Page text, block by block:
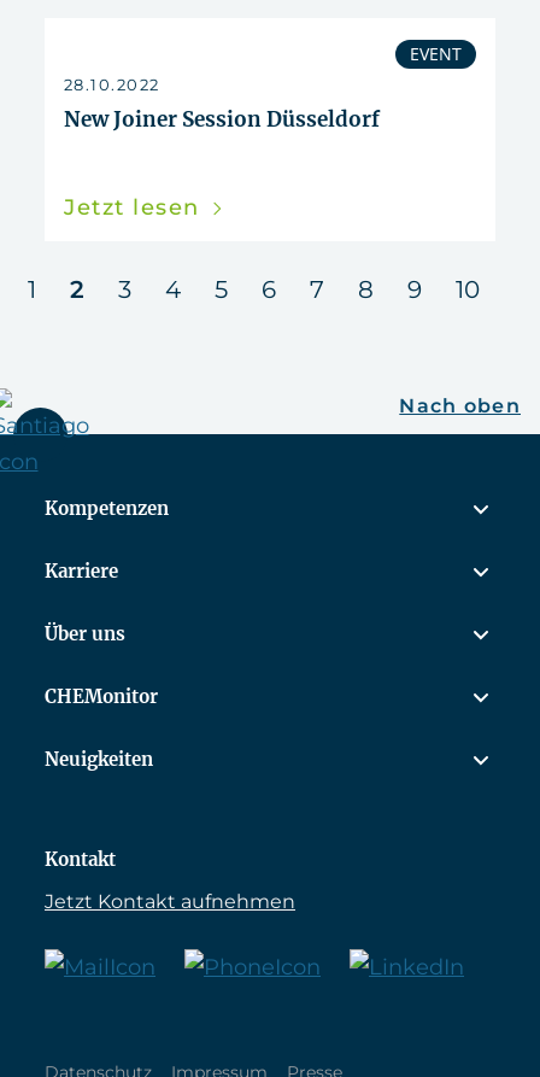
EVENT
28.10.2022
New Joiner Session Düsseldorf
Jetzt lesen
1 2 3 4 5 6 7 8 9 10
Nach oben
Kompetenzen
Karriere
Über uns
CHEMonitor
Neuigkeiten
Kontakt
Jetzt Kontakt aufnehmen
Datenschutz Impressum Presse